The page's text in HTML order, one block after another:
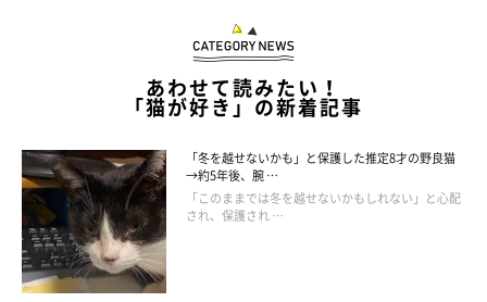
あわせて読みたい！
「猫が好き」の新着記事
「冬を越せないかも」と保護した推定8才の野良猫
→約5年後、腕 …
「このままでは冬を越せないかもしれない」と心配
され、保護され …